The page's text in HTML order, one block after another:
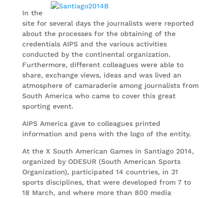
In the
site for several days the journalists were reported
about the processes for the obtaining of the
credentials AIPS and the various activities
conducted by the continental organization.
Furthermore, different colleagues were able to
share, exchange views, ideas and was lived an
atmosphere of camaraderie among journalists from
South America who came to cover this great
sporting event.
AIPS America gave to colleagues printed
information and pens with the logo of the entity.
At the X South American Games in Santiago 2014,
organized by ODESUR (South American Sports
Organization), participated 14 countries, in 31
sports disciplines, that were developed from 7 to
18 March, and where more than 800 media